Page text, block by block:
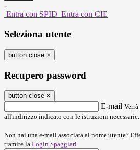
-
Entra con SPID Entra con CIE
Seleziona utente
button close ×
Recupero password
button close ×
E-mail
all'indirizzo indicato con le istruzioni necessarie.
Non hai una e-mail associata al nome utente?
tramite la Login Spaggiari